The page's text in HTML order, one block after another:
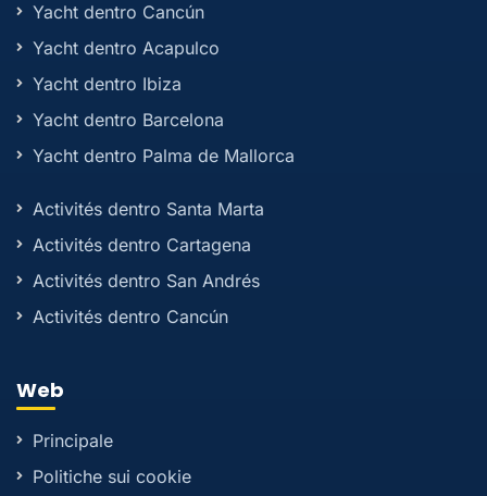
Yacht dentro Cancún
Yacht dentro Acapulco
Yacht dentro Ibiza
Yacht dentro Barcelona
Yacht dentro Palma de Mallorca
Activités dentro Santa Marta
Activités dentro Cartagena
Activités dentro San Andrés
Activités dentro Cancún
Web
Principale
Politiche sui cookie